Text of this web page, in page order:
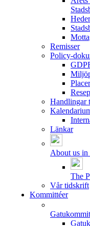
Remisser
Policy-
Handlingar
Länkar
About us in
The
Vår tidskrift
Kommittéer